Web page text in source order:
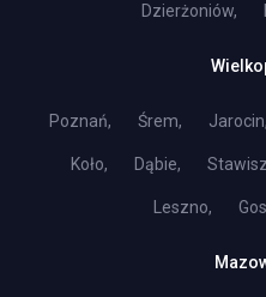
Dzierżoniów,
Poznań, Śrem, Jarocin,
Koło, Dąbie,
Leszno,